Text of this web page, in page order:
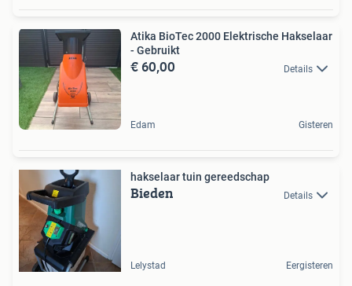
Atika BioTec 2000 Elektrische Hakselaar
- Gebruikt
€ 60,00 Details
Edam Gisteren
hakselaar tuin gereedschap
Bieden Details
Lelystad Eergisteren